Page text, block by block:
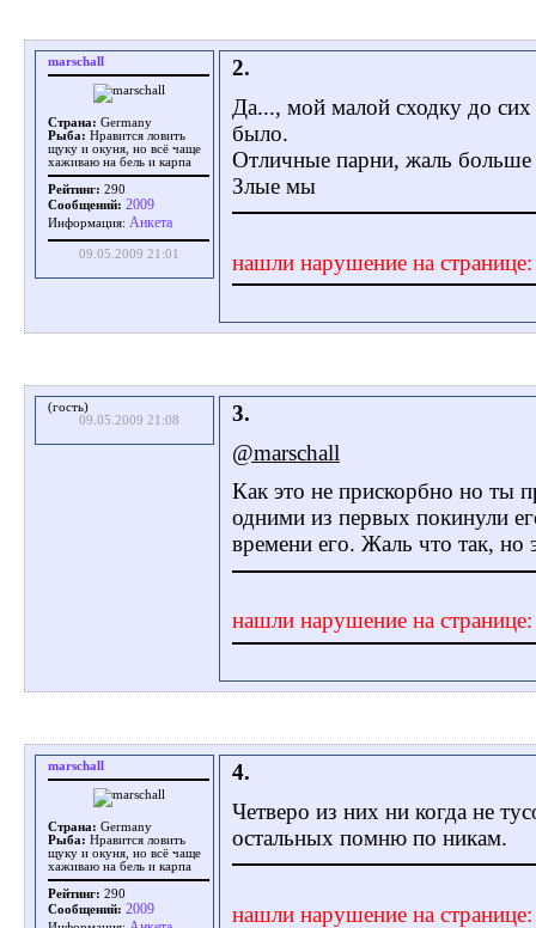
marschall
Страна: Germany
Рыба: Нравится ловить
щуку и окуня, но всё чаще
хаживаю на бель и карпа
Рейтинг: 290
Сообщений: 2009
Информация: Aнкета
09.05.2009 21:01
2.
Да..., мой малой сходку до сих
было.
Отличные парни, жаль больше
Злые мы
нашли нарушение на
(гость)
09.05.2009 21:08
3.
@marschall
Как это не прискорбно но ты
одними из первых покинули
времени его. Жаль что так, но
нашли нарушение на
marschall
Страна: Germany
Рыба: Нравится ловить
щуку и окуня, но всё чаще
хаживаю на бель и карпа
Рейтинг: 290
Сообщений: 2009
4.
Четверо из них ни когда не
остальных помню по никам.
нашли нарушение на